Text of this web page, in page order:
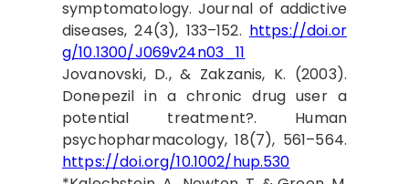
symptomatology. Journal of addictive
diseases, 24(3), 133–152. https://doi.or
g/10.1300/J069v24n03_11
Jovanovski, D., & Zakzanis, K. (2003).
Donepezil in a chronic drug user a
potential treatment?. Human
psychopharmacology, 18(7), 561–564.
https://doi.org/10.1002/hup.530